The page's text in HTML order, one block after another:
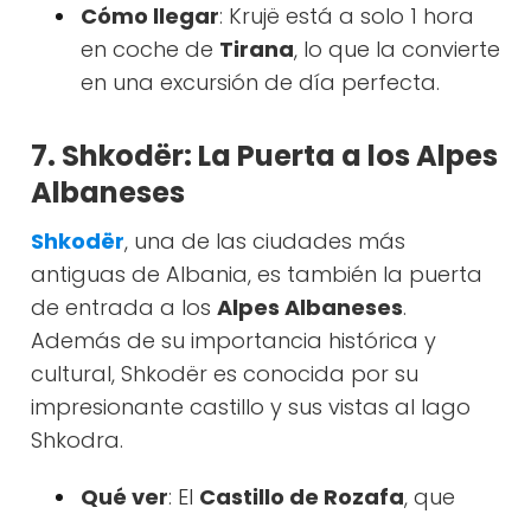
Cómo llegar: Krujë está a solo 1 hora
en coche de Tirana, lo que la convierte
en una excursión de día perfecta.
7. Shkodër: La Puerta a los Alpes
Albaneses
Shkodër, una de las ciudades más
antiguas de Albania, es también la puerta
de entrada a los Alpes Albaneses.
Además de su importancia histórica y
cultural, Shkodër es conocida por su
impresionante castillo y sus vistas al lago
Shkodra.
Qué ver: El Castillo de Rozafa, que